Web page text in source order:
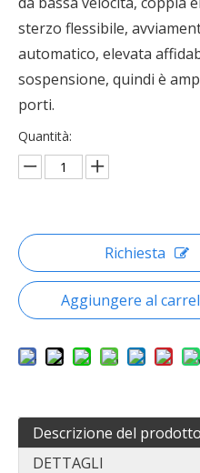
sterzo flessibile,
automatico, elevata
sospensione, quindi è
porti.
Quantità:
Richiesta
Aggiungere al
Descrizione del prodotto
DETTAGLI